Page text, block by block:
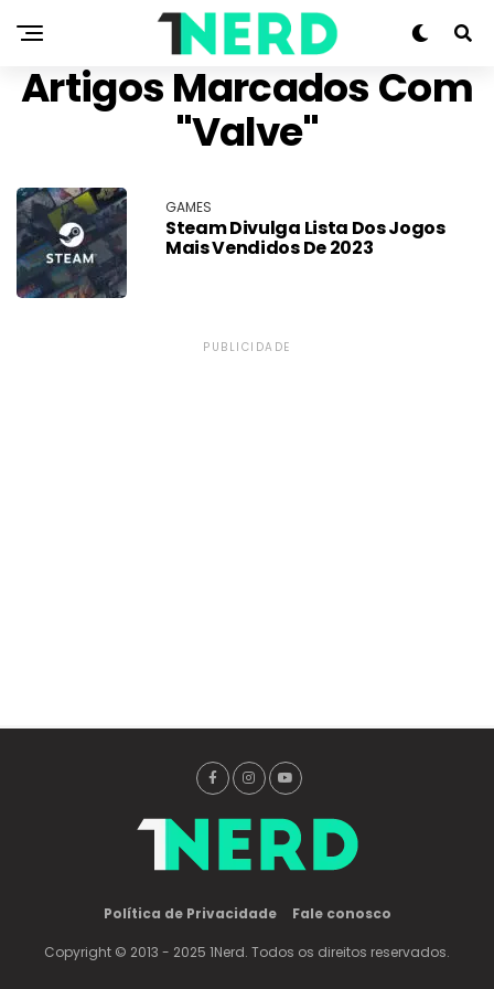
Artigos Marcados Com
"Valve"
GAMES
Steam Divulga Lista Dos Jogos
Mais Vendidos De 2023
PUBLICIDADE
Política de Privacidade Fale conosco
Copyright © 2013 - 2025 1Nerd. Todos os direitos reservados.